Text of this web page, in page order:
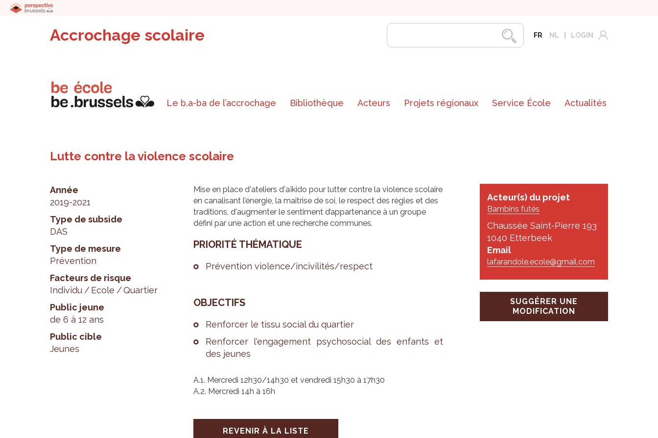
Accrochage scolaire FR NL LOGIN
Le b.a-ba de l’accrochage Bibliothèque Acteurs Projets régionaux Service École Actualités
Lutte contre la violence scolaire
Année
2019-2021
Type de subside
DAS
Type de mesure
Prévention
Facteurs de risque
Individu
Ecole
Quartier
Public jeune
de 6 à 12 ans
Public cible
Jeunes
Acteur(s) du projet
Bambins futés
Chaussée Saint-Pierre 193
1040 Etterbeek
Email
lafarandole.ecole@gmail.com
SUGGÉRER UNE
MODIFICATION
Mise en place d'ateliers d'aïkido pour lutter contre la violence scolaire
en canalisant l’énergie, la maîtrise de soi, le respect des règles et des
traditions, d'augmenter le sentiment d’appartenance à un groupe
défini par une action et une recherche communes.
PRIO­RITÉ THÉ­MA­TIQUE
Pré­ven­tion vio­lence/inci­vi­li­tés/res­pect
OBJEC­TIFS
Ren­for­cer le tissu social du quar­tier
Ren­for­cer l'en­ga­ge­ment psy­cho­so­cial des enfants et
des jeunes
A.1. Mercredi 12h30/14h30 et vendredi 15h30 à 17h30
A.2. Mercredi 14h à 16h
REVENIR À LA LISTE